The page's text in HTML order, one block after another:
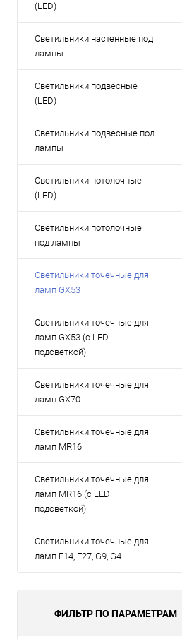
(LED)
Светильники настенные под
лампы
Светильники подвесные
(LED)
Светильники подвесные под
лампы
Светильники потолочные
(LED)
Светильники потолочные
под лампы
Светильники точечные для
ламп GX53
Светильники точечные для
ламп GX53 (с LED
подсветкой)
Светильники точечные для
ламп GX70
Светильники точечные для
ламп MR16
Светильники точечные для
ламп MR16 (с LED
подсветкой)
Светильники точечные для
ламп Е14, Е27, G9, G4
ФИЛЬТР ПО ПАРАМЕТРАМ